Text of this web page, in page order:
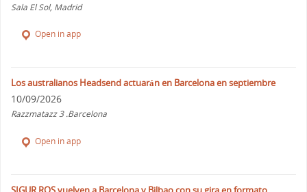
Sala El Sol, Madrid
Open in app
Los australianos Headsend actuarán en Barcelona en septiembre
10/09/2026
Razzmatazz 3 .Barcelona
Open in app